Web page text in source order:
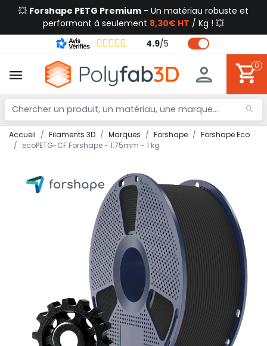
💥 Forshape PETG Premium - Un matériau robuste et
performant à seulement 8,30€ HT / Kg ! 💥
4.9/5
0
Accueil Filaments 3D Marques Forshape
Forshape Eco
ecoPETG-CF Forshape - 1.75mm - 1 kg